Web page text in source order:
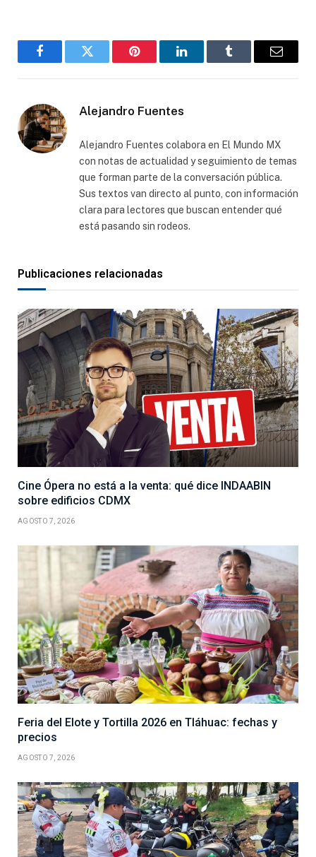
FacebookGorjeo Pinterest LinkedInTumblr
Correo
Alejandro Fuentes
Alejandro Fuentes colabora en El Mundo MX
con notas de actualidad y seguimiento de temas
que forman parte de la conversación pública.
Sus textos van directo al punto, con información
clara para lectores que buscan entender qué
está pasando sin rodeos.
Publicaciones relacionadas
Cine Ópera no está a la venta: qué dice INDAABIN
sobre edificios CDMX
AGOSTO 7, 2026
Feria del Elote y Tortilla 2026 en Tláhuac: fechas y
precios
AGOSTO 7, 2026